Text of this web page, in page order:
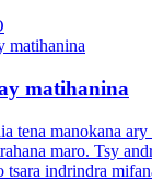
matihanina
tena manokana ary
maro. Tsy
tsara indrindra